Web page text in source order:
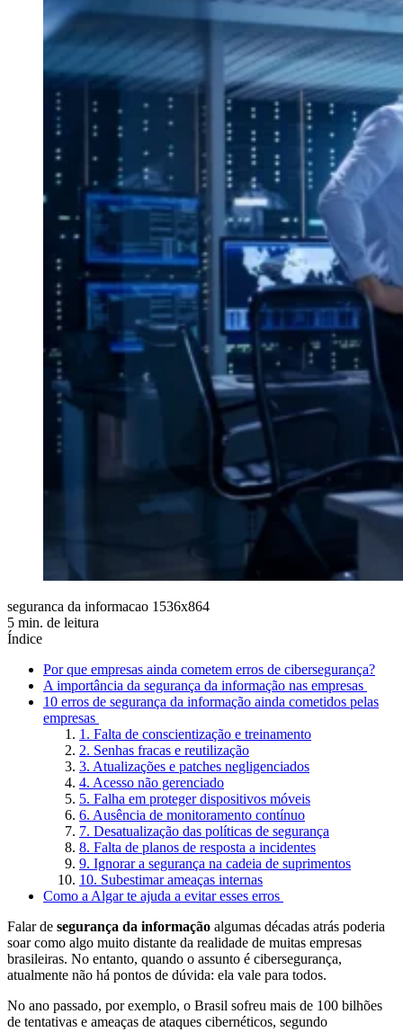
seguranca da informacao 1536x864
5 min. de leitura
Índice
Por que empresas ainda cometem erros de cibersegurança?
A importância da segurança da informação nas empresas
10 erros de segurança da informação ainda cometidos pelas
empresas
1. Falta de conscientização e treinamento
2. Senhas fracas e reutilização
3. Atualizações e patches negligenciados
4. Acesso não gerenciado
5. Falha em proteger dispositivos móveis
6. Ausência de monitoramento contínuo
7. Desatualização das políticas de segurança
8. Falta de planos de resposta a incidentes
9. Ignorar a segurança na cadeia de suprimentos
10. Subestimar ameaças internas
Como a Algar te ajuda a evitar esses erros
Falar de segurança da informação algumas décadas atrás poderia
soar como algo muito distante da realidade de muitas empresas
brasileiras. No entanto, quando o assunto é cibersegurança,
atualmente não há pontos de dúvida: ela vale para todos.
No ano passado, por exemplo, o Brasil sofreu mais de 100 bilhões
de tentativas e ameaças de ataques cibernéticos, segundo